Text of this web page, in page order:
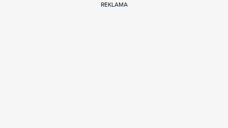
REKLAMA